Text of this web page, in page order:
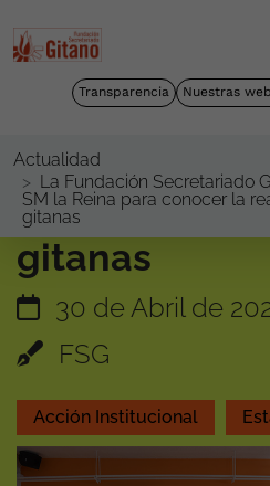
Transparencia Nuestras
Actualidad
La Fundación Secretariado
SM la Reina para conocer la
gitanas
La Fundación
Secretariado
recibe la visita
Reina para
realidad de